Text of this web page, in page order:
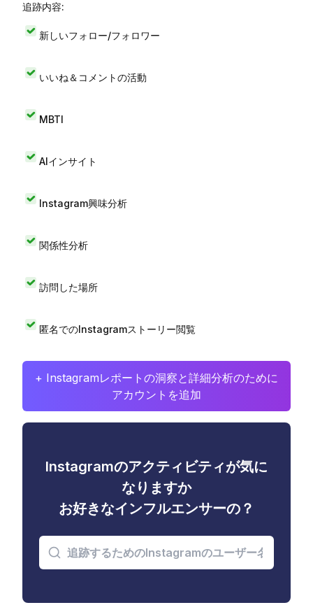
追跡内容:
新しいフォロー/フォロワー
いいね＆コメントの活動
MBTI
AIインサイト
Instagram興味分析
関係性分析
訪問した場所
匿名でのInstagramストーリー閲覧
+ Instagramレポートの洞察と詳細分析のために
アカウントを追加
Instagramのアクティビティが気に
なりますか
お好きなインフルエンサーの？